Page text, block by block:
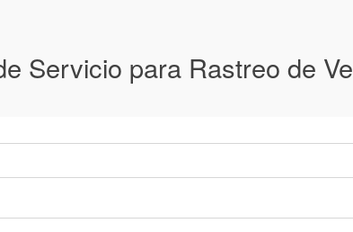
Servicio para Rastreo de